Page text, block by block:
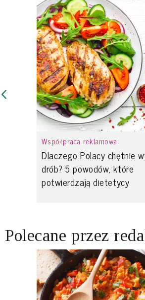
Współpraca reklamowa
Dlaczego Polacy chętnie
drób? 5 powodów, które
potwierdzają dietetycy
Polecane przez